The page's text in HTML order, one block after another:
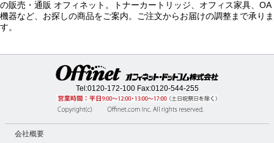
の販売・通販 オフィネット。トナーカートリッジ、オフィス家具、OA
機器など、お探しの商品をご案内。ご注文からお届けの調整まで承りま
す。
Tel:0120-172-100Fax:0120-544-255
会社概要